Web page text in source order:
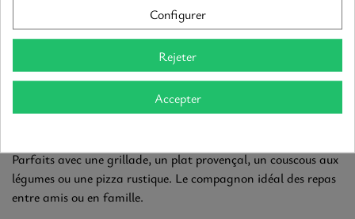
Faciles à marier et souvent prêts à boire dès leur jeunesse, les
Côtes du Rhône rouges sont parfaits pour une cuisine
conviviale, simple ou ensoleillée. Certains crus, plus structurés,
peuvent aussi vieillir plusieurs années.
ACCORDS METS & VINS
Parfaits avec une grillade, un plat provençal, un couscous aux
légumes ou une pizza rustique. Le compagnon idéal des repas
entre amis ou en famille.
Configurer
Rejeter
Accepter